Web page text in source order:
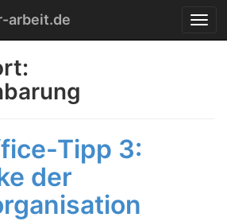
T
o
arbeit.de
Tipp 3:
der